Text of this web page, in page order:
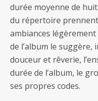
durée moyenne de
du répertoire
ambiances
de l’album le suggère,
douceur et rêverie,
durée de l’album, le
ses propres codes.